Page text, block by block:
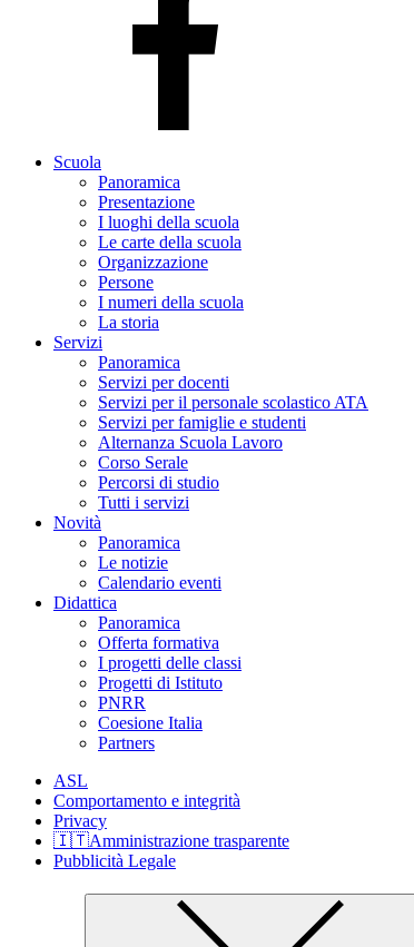
Scuola
Panoramica
Presentazione
I luoghi della scuola
Le carte della scuola
Organizzazione
Persone
I numeri della scuola
La storia
Servizi
Panoramica
Servizi per docenti
Servizi per il personale scolastico ATA
Servizi per famiglie e studenti
Alternanza Scuola Lavoro
Corso Serale
Percorsi di studio
Tutti i servizi
Novità
Panoramica
Le notizie
Calendario eventi
Didattica
Panoramica
Offerta formativa
I progetti delle classi
Progetti di Istituto
PNRR
Coesione Italia
Partners
ASL
Comportamento e integrità
Privacy
🇮🇹Amministrazione trasparente
Pubblicità Legale